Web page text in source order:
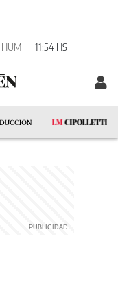
HUM 11:54 HS